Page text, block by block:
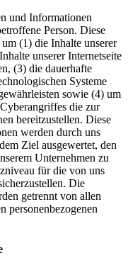
und Informationen
Person. Diese
(1) die Inhalte unserer
unserer Internetseite
(3) die dauerhafte
Systeme
sowie (4) um
die zur
bereitzustellen. Diese
werden durch uns
Ziel ausgewertet, den
Unternehmen zu
für die von uns
Die
getrennt von allen
personenbezogenen